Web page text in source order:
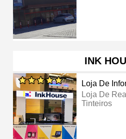
INK
Loja De
Loja De
Tinteiros